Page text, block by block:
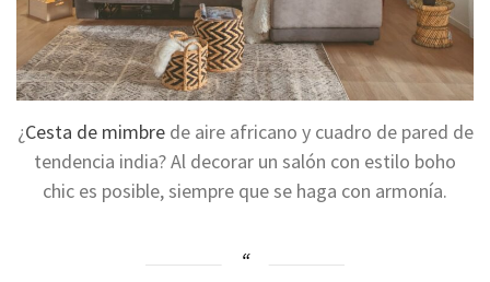
¿Cesta de mimbrede aire africano y cuadro de pared de
tendencia india? Al decorar un salón con estilo boho
chic es posible, siempre que se haga con armonía.